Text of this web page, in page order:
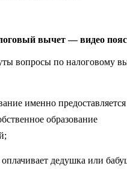
вычет — видео
вопросы по налоговому
именно
образование
дедушка или